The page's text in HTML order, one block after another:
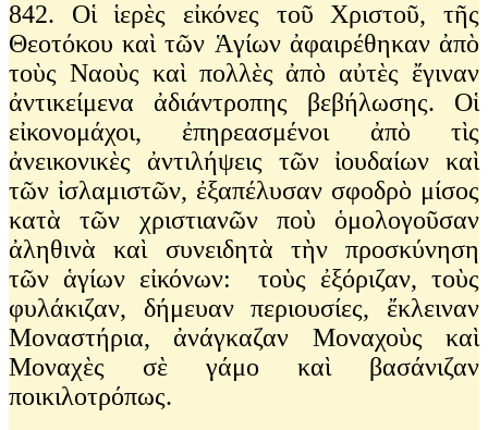
842. Οἱ ἱερὲς εἰκόνες τοῦ Χριστοῦ, τῆς
Θεοτόκου καὶ τῶν Ἁγίων ἀφαιρέθηκαν ἀπὸ
τοὺς Ναοὺς καὶ πολλὲς ἀπὸ αὐτὲς ἔγιναν
ἀντικείμενα ἀδιάντροπης βεβήλωσης. Οἱ
εἰκονομάχοι, ἐπηρεασμένοι ἀπὸ τὶς
ἀνεικονικὲς ἀντιλήψεις τῶν ἰουδαίων καὶ
τῶν ἰσλαμιστῶν, ἐξαπέλυσαν σφοδρὸ μίσος
κατὰ τῶν χριστιανῶν ποὺ ὁμολογοῦσαν
ἀληθινὰ καὶ συνειδητὰ τὴν προσκύνηση
τῶν ἁγίων εἰκόνων: τοὺς ἐξόριζαν, τοὺς
φυλάκιζαν, δήμευαν περιουσίες, ἔκλειναν
Μοναστήρια, ἀνάγκαζαν Μοναχοὺς καὶ
Μοναχὲς σὲ γάμο καὶ βασάνιζαν
ποικιλοτρόπως.